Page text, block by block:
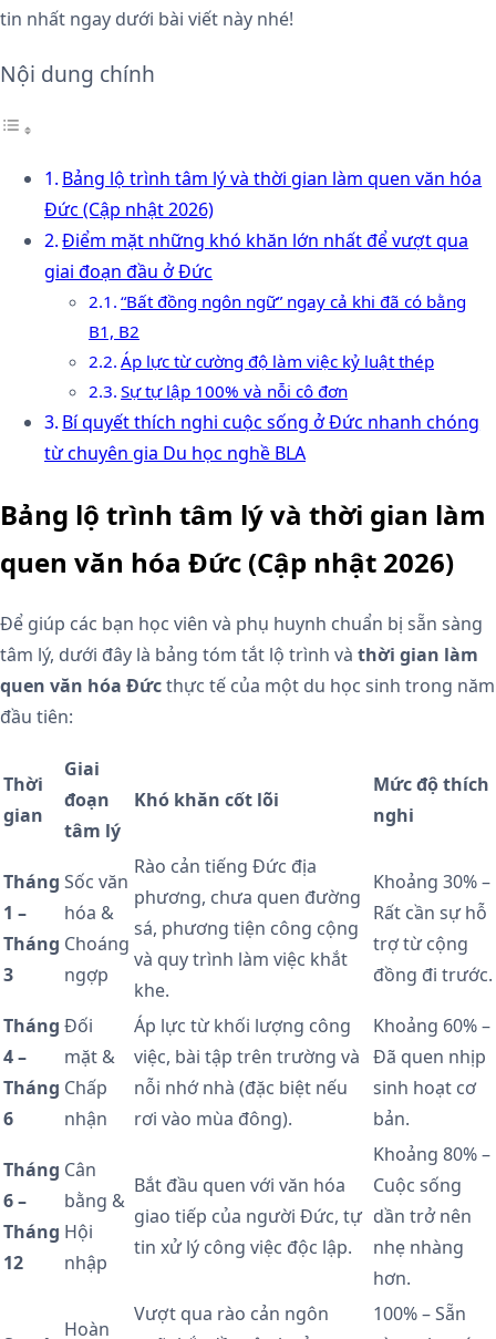
tin nhất ngay dưới bài viết này nhé!
Nội dung chính
Bảng lộ trình tâm lý và thời gian làm quen văn hóa
Đức (Cập nhật 2026)
Điểm mặt những khó khăn lớn nhất để vượt qua
giai đoạn đầu ở Đức
“Bất đồng ngôn ngữ” ngay cả khi đã có bằng
B1, B2
Áp lực từ cường độ làm việc kỷ luật thép
Sự tự lập 100% và nỗi cô đơn
Bí quyết thích nghi cuộc sống ở Đức nhanh chóng
từ chuyên gia Du học nghề BLA
Bảng lộ trình tâm lý và thời gian làm
quen văn hóa Đức (Cập nhật 2026)
Để giúp các bạn học viên và phụ huynh chuẩn bị sẵn sàng
tâm lý, dưới đây là bảng tóm tắt lộ trình và thời gian làm
quen văn hóa Đứcthực tế của một du học sinh trong năm
đầu tiên:
Thời
gian
Giai
đoạn
tâm lý
Khó khăn cốt lõi
Mức độ thích
nghi
Tháng
1 –
Tháng
3
Sốc văn
hóa &
Choáng
ngợp
Rào cản tiếng Đức địa
phương, chưa quen đường
sá, phương tiện công cộng
và quy trình làm việc khắt
khe.
Khoảng 30% –
Rất cần sự hỗ
trợ từ cộng
đồng đi trước.
Tháng
4 –
Tháng
6
Đối
mặt &
Chấp
nhận
Áp lực từ khối lượng công
việc, bài tập trên trường và
nỗi nhớ nhà (đặc biệt nếu
rơi vào mùa đông).
Khoảng 60% –
Đã quen nhịp
sinh hoạt cơ
bản.
Tháng
6 –
Tháng
12
Cân
bằng &
Hội
nhập
Bắt đầu quen với văn hóa
giao tiếp của người Đức, tự
tin xử lý công việc độc lập.
Khoảng 80% –
Cuộc sống
dần trở nên
nhẹ nhàng
hơn.
Hoàn
Vượt qua rào cản ngôn
100% – Sẵn